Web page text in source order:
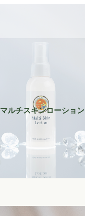
マルチスキンローション